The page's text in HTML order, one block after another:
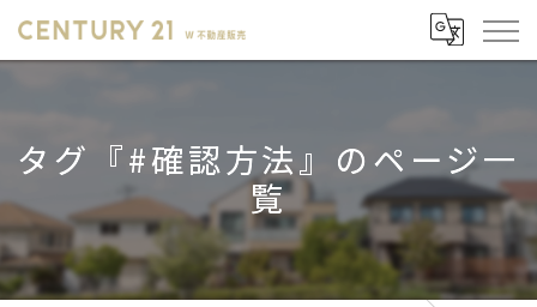
タグ『#確認方法』のページ一
覧